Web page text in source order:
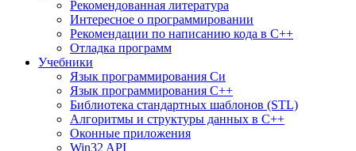
Рекомендованная литература
Интересное о программировании
Рекомендации по написанию кода в C++
Отладка программ
Учебники
Язык программирования Си
Язык программирования С++
Библиотека стандартных шаблонов (STL)
Алгоритмы и структуры данных в С++
Оконные приложения
Win32 API